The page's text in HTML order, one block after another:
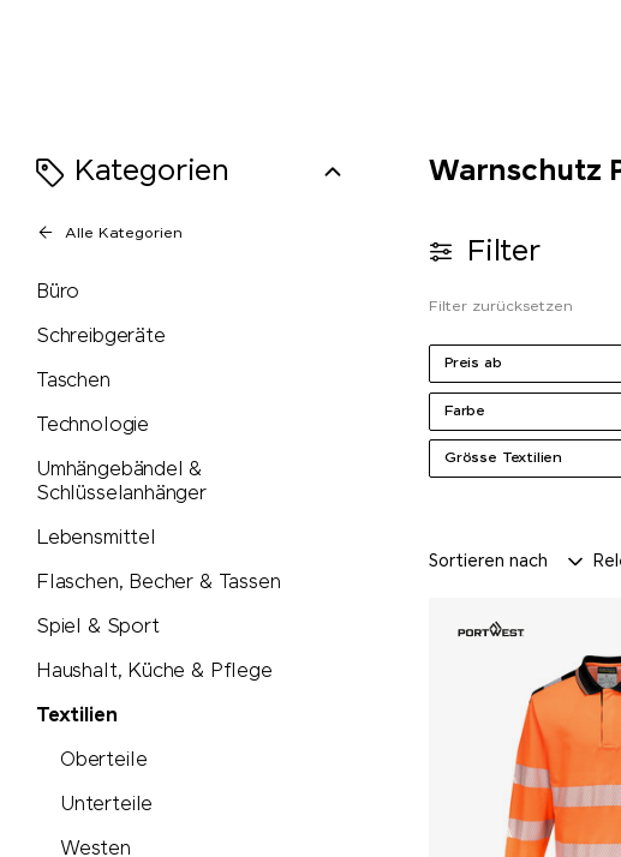
Kategorien
Alle Kategorien
Büro
Schreibgeräte
Taschen
Technologie
Umhängebändel &
Schlüsselanhänger
Lebensmittel
Flaschen, Becher & Tassen
Spiel & Sport
Haushalt, Küche & Pflege
Textilien
Oberteile
Unterteile
Westen
Warnschutz
Filter
Filter zurücksetzen
Preis ab
Farbe
Grösse Textilien
Sortieren nach